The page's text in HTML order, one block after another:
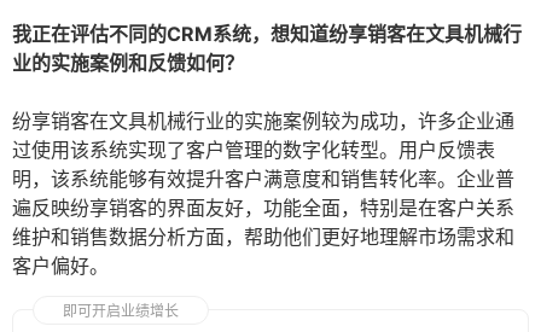
我正在评估不同的CRM系统，想知道纷享销客在文具机械行
业的实施案例和反馈如何？
纷享销客在文具机械行业的实施案例较为成功，许多企业通
过使用该系统实现了客户管理的数字化转型。用户反馈表
明，该系统能够有效提升客户满意度和销售转化率。企业普
遍反映纷享销客的界面友好，功能全面，特别是在客户关系
维护和销售数据分析方面，帮助他们更好地理解市场需求和
客户偏好。
即可开启业绩增长